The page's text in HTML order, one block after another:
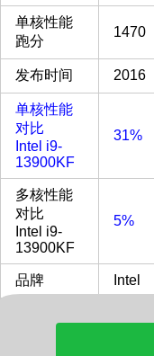
单核性能
跑分
1470
发布时间 2016
单核性能
对比
Intel i9-
13900KF
31%
多核性能
对比
Intel i9-
13900KF
5%
品牌 Intel